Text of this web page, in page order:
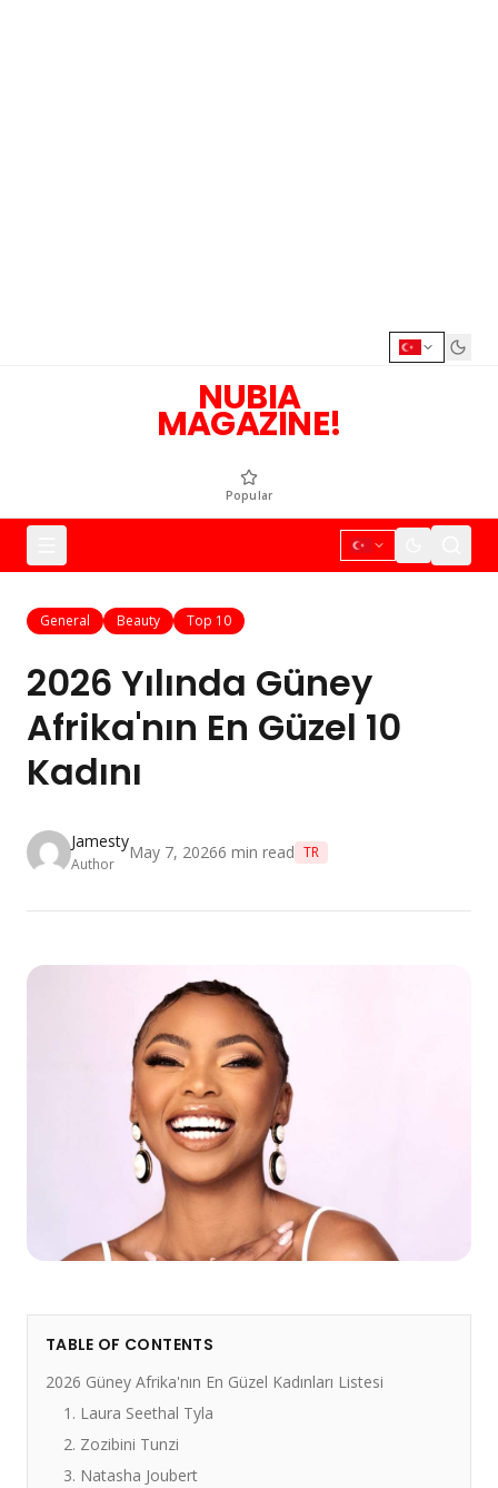
NUBIA
MAGAZINE!
Popular
General Beauty Top 10
2026 Yılında Güney
Afrika'nın En Güzel 10
Kadını
Jamesty
Author
May 7, 20266 min read TR
TABLE OF CONTENTS
2026 Güney Afrika'nın En Güzel Kadınları Listesi
1. Laura Seethal Tyla
2. Zozibini Tunzi
3. Natasha Joubert